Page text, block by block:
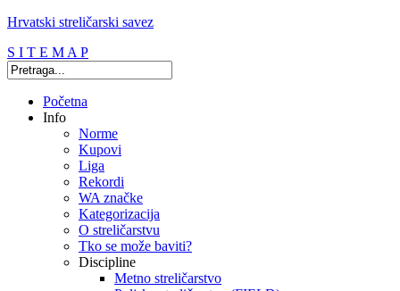
Hrvatski streličarski savez
S I T E M A P
Početna
Info
Norme
Kupovi
Liga
Rekordi
WA značke
Kategorizacija
O streličarstvu
Tko se može baviti?
Discipline
Metno streličarstvo